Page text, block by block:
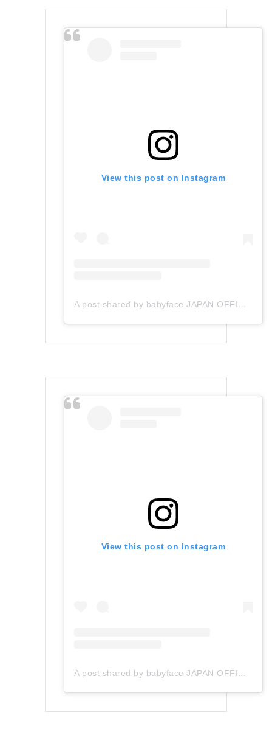
View this post on Instagram
A post shared by babyface JAPAN OFFICIAL (@babyface_japan)
View this post on Instagram
A post shared by babyface JAPAN OFFICIAL (@babyface_japan)